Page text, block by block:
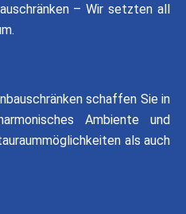
– Wir setzten all
schaffen Sie in
Ambiente und
als auch